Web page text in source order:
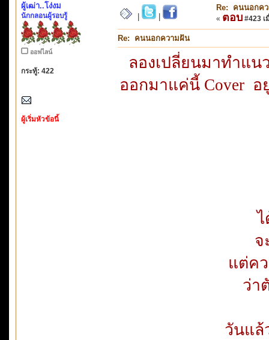
ผู้เฒ่า..โง่งม
นักกลอนผู้รอบรู้
ออฟไลน์
กระทู้: 422
ผู้เริ่มหัวข้อนี้
Re: คนนอกค
« ตอบ #423 เ
Re: คนนอกความฝัน
ลองเปลี่ยนมาทำแน
ออกมาแค่นี้ Cover อ
จ
แต่ค
ว่า
วันแล้